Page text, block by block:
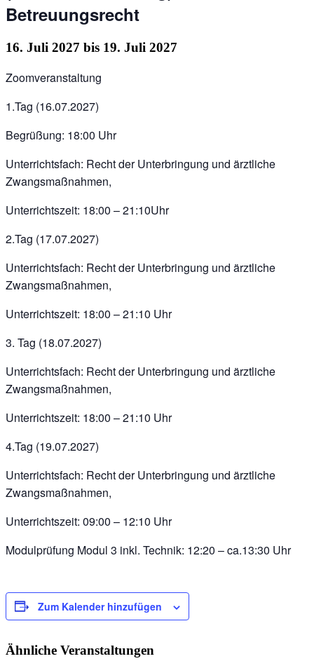
Betreuungsrecht
16. Juli 2027 bis 19. Juli 2027
Zoomveranstaltung
1.Tag (16.07.2027)
Begrüßung: 18:00 Uhr
Unterrichtsfach: Recht der Unterbringung und ärztliche
Zwangsmaßnahmen,
Unterrichtszeit: 18:00 – 21:10Uhr
2.Tag (17.07.2027)
Unterrichtsfach: Recht der Unterbringung und ärztliche
Zwangsmaßnahmen,
Unterrichtszeit: 18:00 – 21:10 Uhr
3. Tag (18.07.2027)
Unterrichtsfach: Recht der Unterbringung und ärztliche
Zwangsmaßnahmen,
Unterrichtszeit: 18:00 – 21:10 Uhr
4.Tag (19.07.2027)
Unterrichtsfach: Recht der Unterbringung und ärztliche
Zwangsmaßnahmen,
Unterrichtszeit: 09:00 – 12:10 Uhr
Modulprüfung Modul 3 inkl. Technik: 12:20 – ca.13:30 Uhr
Zum Kalender hinzufügen
Ähnliche Veranstaltungen